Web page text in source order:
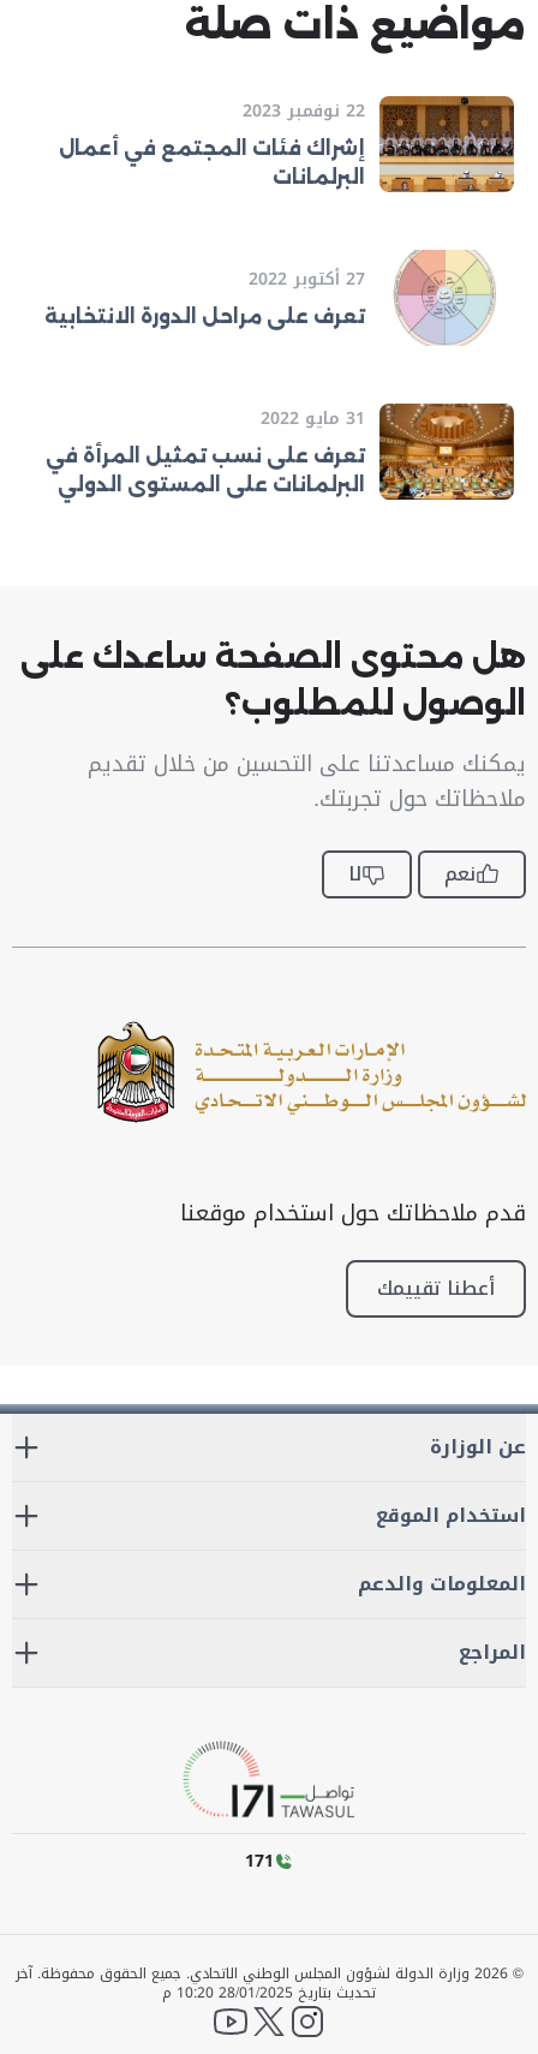
مواضيع ذات صلة
22 نوفمبر 2023
إشراك فئات المجتمع في أعمال
البرلمانات
27 أكتوبر 2022
تعرف على مراحل الدورة الانتخابية
31 مايو 2022
تعرف على نسب تمثيل المرأة في
البرلمانات على المستوى الدولي
هل محتوى الصفحة ساعدك على
الوصول للمطلوب؟
يمكنك مساعدتنا على التحسين من خلال تقديم
ملاحظاتك حول تجربتك.
نعم لا
قدم ملاحظاتك حول استخدام موقعنا
أعطنا تقييمك
عن الوزارة
استخدام الموقع
المعلومات والدعم
المراجع
171
©
2026 وزارة الدولة لشؤون المجلس الوطني الاتحادي. جميع الحقوق محفوظة.آخر
تحديث بتاريخ 28/01/2025 10:20 م
instagram
twitter
YouTube